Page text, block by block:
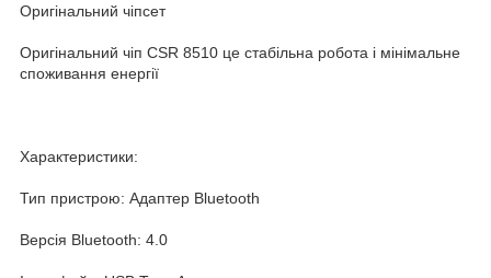
Оригінальний чіпсет
Оригінальний чіп CSR 8510 це стабільна робота і мінімальне
споживання енергії
Характеристики:
Тип пристрою: Адаптер Bluetooth
Версія Bluetooth: 4.0